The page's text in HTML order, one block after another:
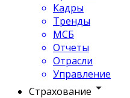
Кадры
Тренды
МСБ
Отчеты
Отрасли
Управление
Страхование